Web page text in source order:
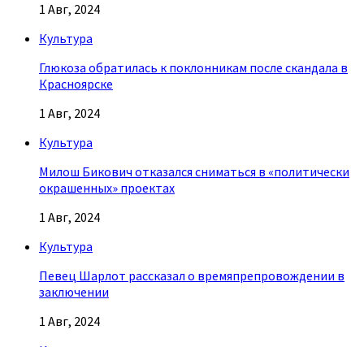
1 Авг, 2024
Культура
Глюкоза обратилась к поклонникам после скандала в
Красноярске
1 Авг, 2024
Культура
Милош Бикович отказался сниматься в «политически
окрашенных» проектах
1 Авг, 2024
Культура
Певец Шарлот рассказал о времяпрепровождении в
заключении
1 Авг, 2024